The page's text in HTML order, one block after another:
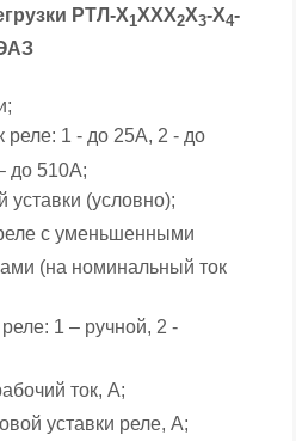
РТЛ-Х1ХХХ2Х3-Х4-
реле: 1 - до 25А, 2 - до
до 510А;
уставки (условно);
с уменьшенными
(на номинальный ток
1 – ручной, 2 -
ток, А;
уставки реле, А;